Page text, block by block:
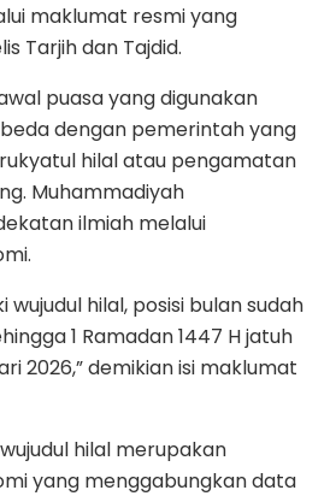
maklumat resmi yang
Tarjih dan Tajdid.
puasa yang digunakan
dengan pemerintah yang
hilal atau pengamatan
Muhammadiyah
ilmiah melalui
wujudul hilal, posisi bulan sudah
1 Ramadan 1447 H jatuh
2026,” demikian isi maklumat
hilal merupakan
yang menggabungkan data